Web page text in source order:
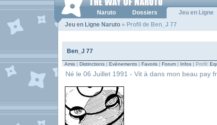
Naruto Dossiers
Jeu en Ligne
Jeu en Ligne Naruto » Profil de Ben_J 77
Ben_J 77
Amis | Distinctions | Evènements | Favoris | Forum | Infos | Profil:
Né le 06 Juillet 1991 - Vit à dans mon beau pay